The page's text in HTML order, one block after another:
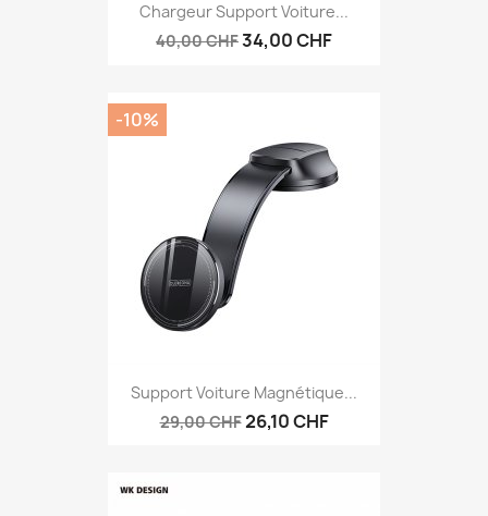
Chargeur Support Voiture...
40,00 CHF34,00 CHF
Support Voiture Magnétique...
29,00 CHF26,10 CHF
-10%